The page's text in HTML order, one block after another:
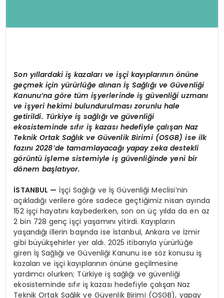
Son yıllardaki iş kazaları ve işçi kayıplarının önüne
geçmek için yürürlüğe alınan İş Sağlığı ve Güvenliği
Kanunu’na göre tüm işyerlerinde iş güvenliği uzmanı
ve işyeri hekimi bulundurulması zorunlu hale
getirildi. Türkiye iş sağlığı ve güvenliği
ekosisteminde sıfır iş kazası hedefiyle çalışan Naz
Teknik Ortak Sağlık ve Güvenlik Birimi (OSGB) ise ilk
fazını 2028’de tamamlayacağı yapay zeka destekli
görüntü işleme sistemiyle iş güvenliğinde yeni bir
dönem başlatıyor.
İSTANBUL — İşçi Sağlığı ve İş Güvenliği Meclisi’nin
açıkladığı verilere göre sadece geçtiğimiz nisan ayında
152 işçi hayatını kaybederken, son on üç yılda da en az
2 bin 728 genç işçi yaşamını yitirdi. Kayıpların
yaşandığı illerin başında ise İstanbul, Ankara ve İzmir
gibi büyükşehirler yer aldı. 2025 itibarıyla yürürlüğe
giren İş Sağlığı ve Güvenliği Kanunu ise söz konusu iş
kazaları ve işçi kayıplarının önüne geçilmesine
yardımcı olurken; Türkiye iş sağlığı ve güvenliği
ekosisteminde sıfır iş kazası hedefiyle çalışan Naz
Teknik Ortak Sağlık ve Güvenlik Birimi (OSGB), yapay